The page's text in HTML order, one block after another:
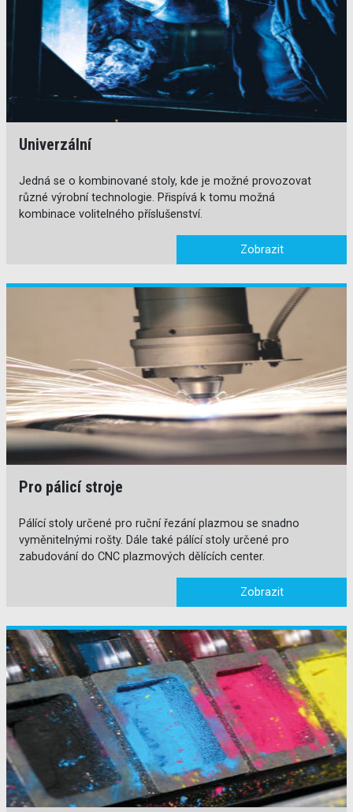
Univerzální
Jedná se o kombinované stoly, kde je možné provozovat
různé výrobní technologie. Přispívá k tomu možná
kombinace volitelného příslušenství.
Zobrazit
Pro pálicí stroje
Pálící stoly určené pro ruční řezání plazmou se snadno
vyměnitelnými rošty. Dále také pálící stoly určené pro
zabudování do CNC plazmových dělících center.
Zobrazit